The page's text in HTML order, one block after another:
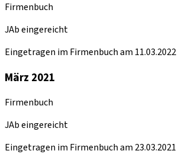
Firmenbuch
JAb eingereicht
Eingetragen im Firmenbuch am 11.03.2022
März 2021
Firmenbuch
JAb eingereicht
Eingetragen im Firmenbuch am 23.03.2021